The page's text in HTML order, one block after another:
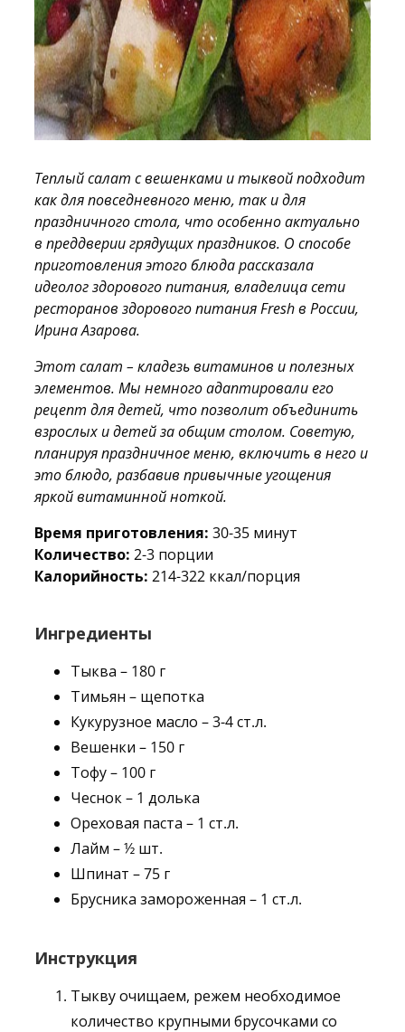
Теплый салат с вешенками и тыквой подходит
как для повседневного меню, так и для
праздничного стола, что особенно актуально
в преддверии грядущих праздников. О способе
приготовления этого блюда рассказала
идеолог здорового питания, владелица сети
ресторанов здорового питания Fresh в России,
Ирина Азарова.
Этот салат – кладезь витаминов и полезных
элементов. Мы немного адаптировали его
рецепт для детей, что позволит объединить
взрослых и детей за общим столом. Советую,
планируя праздничное меню, включить в него и
это блюдо, разбавив привычные угощения
яркой витаминной ноткой.
Время приготовления: 30-35 минут
Количество: 2-3 порции
Калорийность: 214-322 ккал/порция
Ингредиенты
Тыква – 180 г
Тимьян – щепотка
Кукурузное масло – 3-4 ст.л.
Вешенки – 150 г
Тофу – 100 г
Чеснок – 1 долька
Ореховая паста – 1 ст.л.
Лайм – ½ шт.
Шпинат – 75 г
Брусника замороженная – 1 ст.л.
Инструкция
Тыкву очищаем, режем необходимое
количество крупными брусочками со